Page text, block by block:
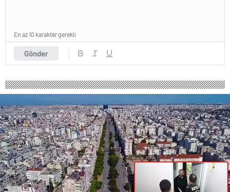
Gönder
En az 10 karakter gerekli